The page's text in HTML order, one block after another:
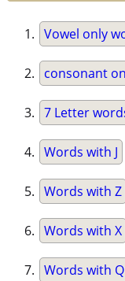
Vowel only
consonant
7 Letter
Words with J
Words with Z
Words with X
Words with Q